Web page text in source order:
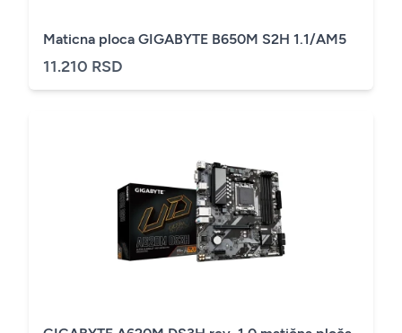
Maticna ploca GIGABYTE B650M S2H 1.1/AM5
11.210 RSD